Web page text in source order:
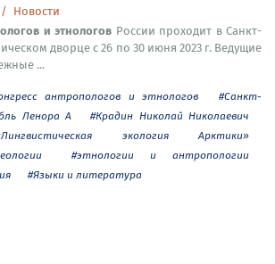
Новости
и этнологов России проходит в Санкт-
дворце с 26 по 30 июня 2023 г. Ведущие
...
антропологов и этнологов
#Санкт-
Ленора А
#Крадин Николай Николаевич
экология Арктики»
#этнологии и антропологии
#Языки и литература